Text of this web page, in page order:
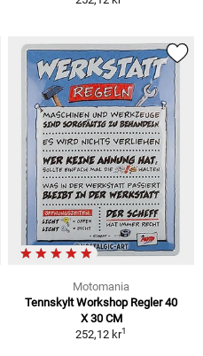
Motomania
Tennskylt Workshop Regler 40
X 30 CM
252,12 kr1